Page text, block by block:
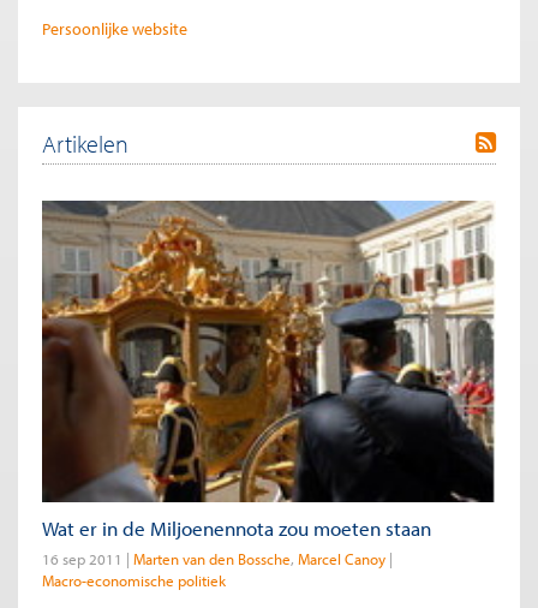
Persoonlijke website
Artikelen
Wat er in de Miljoenennota zou moeten staan
16 sep 2011 Marten van den Bossche Marcel Canoy
Macro-economische politiek